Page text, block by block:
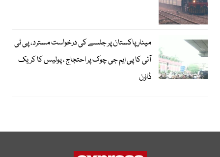
مینارِ پاکستان پر جلسے کی درخواست مسترد، پی ٹی
آئی کا پی ایم جی چوک پر احتجاج ، پولیس کا کریک
ڈاؤن